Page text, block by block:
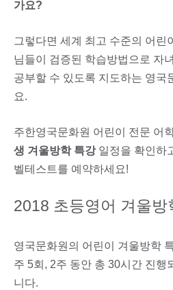
가요?
그렇다면 세계 최고 수준의 어린
님들이 검증된 학습방법으로 자
공부할 수 있도록 지도하는 영국
요.
주한영국문화원 어린이 전문 어
생 겨울방학 특강일정을 확인하
벨테스트를 예약하세요!
2018 초등영어 겨울방
영국문화원의 어린이 겨울방학
주 5회, 2주 동안 총 30시간 진행
니다.